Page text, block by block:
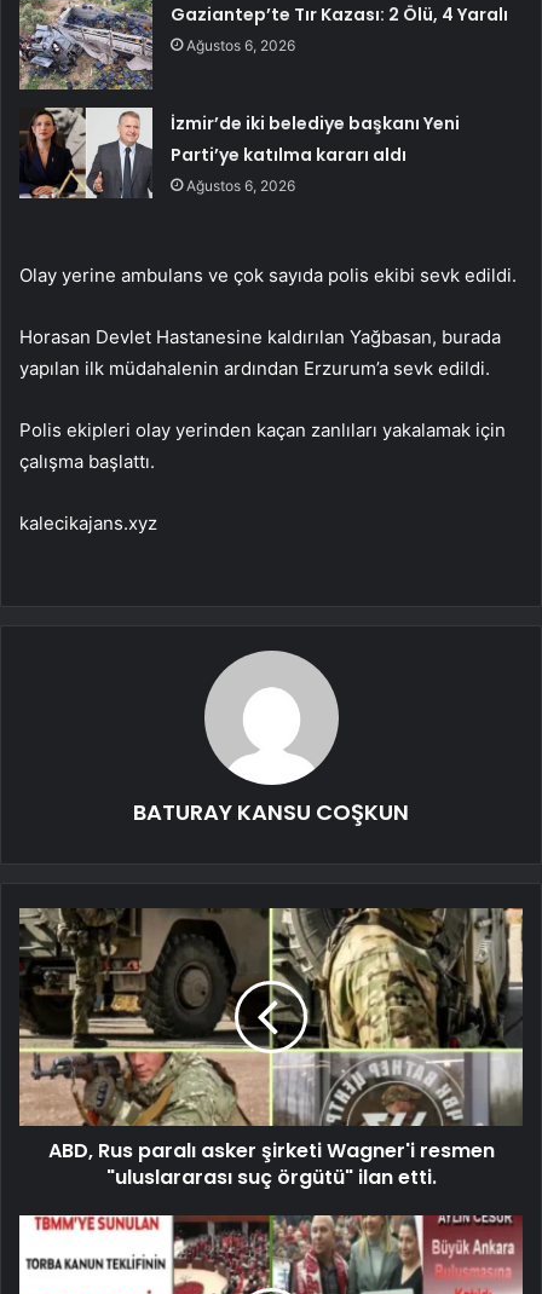
Gaziantep’te Tır Kazası: 2 Ölü, 4 Yaralı
Ağustos 6, 2026
İzmir’de iki belediye başkanı Yeni
Parti’ye katılma kararı aldı
Ağustos 6, 2026
Olay yerine ambulans ve çok sayıda polis ekibi sevk edildi.
Horasan Devlet Hastanesine kaldırılan Yağbasan, burada
yapılan ilk müdahalenin ardından Erzurum’a sevk edildi.
Polis ekipleri olay yerinden kaçan zanlıları yakalamak için
çalışma başlattı.
kalecikajans.xyz
BATURAY KANSU COŞKUN
ABD, Rus paralı asker şirketi Wagner'i resmen
"uluslararası suç örgütü" ilan etti.